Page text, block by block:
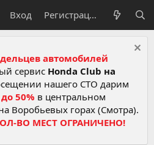
Вход Регистрация
автомобилей
сервис Honda Club на
нашего СТО дарим
50% в центральном
Воробьевых горах (Смотра).
ВО МЕСТ ОГРАНИЧЕНО!